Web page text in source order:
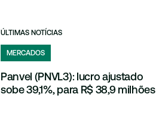
ÚLTIMAS NOTÍCIAS
MERCADOS
Panvel (PNVL3): lucro ajustado
sobe 39,1%, para R$ 38,9 milhões